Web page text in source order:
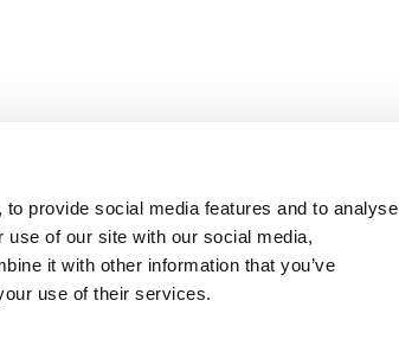
provide social media features and to analyse
of our site with our social media,
it with other information that you’ve
use of their services.